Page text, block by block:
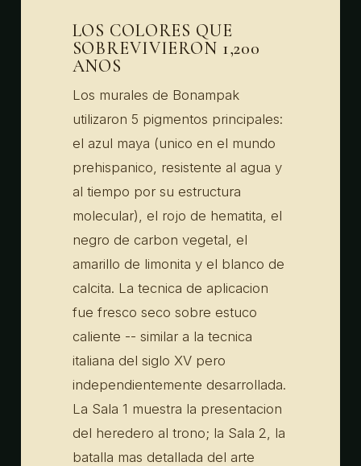
LOS COLORES QUE
SOBREVIVIERON 1,200
ANOS
Los murales de Bonampak
utilizaron 5 pigmentos principales:
el azul maya (unico en el mundo
prehispanico, resistente al agua y
al tiempo por su estructura
molecular), el rojo de hematita, el
negro de carbon vegetal, el
amarillo de limonita y el blanco de
calcita. La tecnica de aplicacion
fue fresco seco sobre estuco
caliente -- similar a la tecnica
italiana del siglo XV pero
independientemente desarrollada.
La Sala 1 muestra la presentacion
del heredero al trono; la Sala 2, la
batalla mas detallada del arte